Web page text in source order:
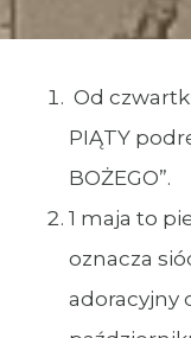
Od
PIĄTY
BOŻEGO”.
1 maja to
oznacza
adoracyjny